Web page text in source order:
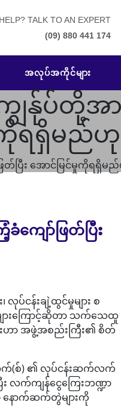
TALK TO AN EXPERT
(09) 880 441 174
အလုပ်အကိုင်များ
ျွန်ုပ်တို့
မှုကိုရရှိမ
ပြီး အောင်မြင်မှုကိုရရှိ
ျော်ဖြတ်ပြီး
လုပ်ငန်းချဲ့ထွင်မှုများ စ
ျားကြောင့်ဆိုတာ သက်သေထူ
းဟာ အဖွဲ့အစည်းကြီး၏ စိတ်
အက်(စ်) ၏ လုပ်ငန်းဆက်လက်
း လက်ကျန်ငွေကြေးဘဏ္ဍာ
နောက်ဆက်တွဲများကို